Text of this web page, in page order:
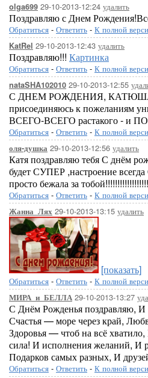
olga699 29-10-2013-12:24 удалить
Поздравляю с Днем
Обратиться - Ответить - К полной
KatRel 29-10-2013-12:43 удалить
Поздравляю!!! Картинка
Обратиться - Ответить - К полной
nataSHA102010 29-10-2013-12:55
С ДНЕМ РОЖДЕНИЯ,
присоединяюсь к пожеланиям
ВСЕГО-ВСЕГО растакого - и
Обратиться - Ответить - К полной
оля-душка 29-10-2013-12:56 удалить
Катя поздравляю тебя С днём
будет СУПЕР ,настроение
просто бежала за
Обратиться - Ответить - К полной
Жанна_Лях 29-10-2013-13:15 удалить
[показать]
Обратиться - Ответить - К полной
МИРА_и_БЕЛЛА 29-10-2013-13:27
С Днём Рожденья поздравляю,
Счастья — море через край,
Здоровья — чтоб на всё
сила! И исполнения желаний, И
Подарков самых разных, И
Обратиться - Ответить - К полной